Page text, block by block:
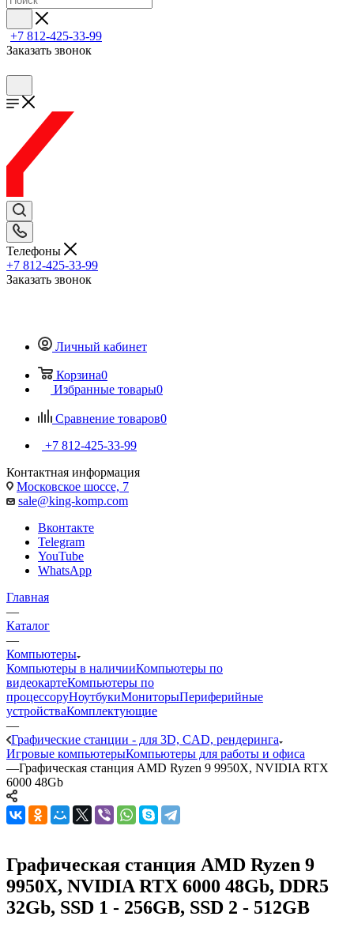
+7 812-425-33-99
Заказать звонок
Телефоны
+7 812-425-33-99
Заказать звонок
Личный кабинет
Корзина0
Избранные товары0
Сравнение товаров0
+7 812-425-33-99
Контактная информация
Московское шоссе, 7
sale@king-komp.com
Вконтакте
Telegram
YouTube
WhatsApp
Главная
—
Каталог
—
Компьютеры
Компьютеры в наличииКомпьютеры по
видеокартеКомпьютеры по
процессоруНоутбукиМониторыПериферийные
устройстваКомплектующие
—
Графические станции - для 3D, CAD, рендеринга
Игровые компьютерыКомпьютеры для работы и офиса
—Графическая станция AMD Ryzen 9 9950X, NVIDIA RTX
6000 48Gb
Графическая станция AMD Ryzen 9
9950X, NVIDIA RTX 6000 48Gb, DDR5
32Gb, SSD 1 - 256GB, SSD 2 - 512GB